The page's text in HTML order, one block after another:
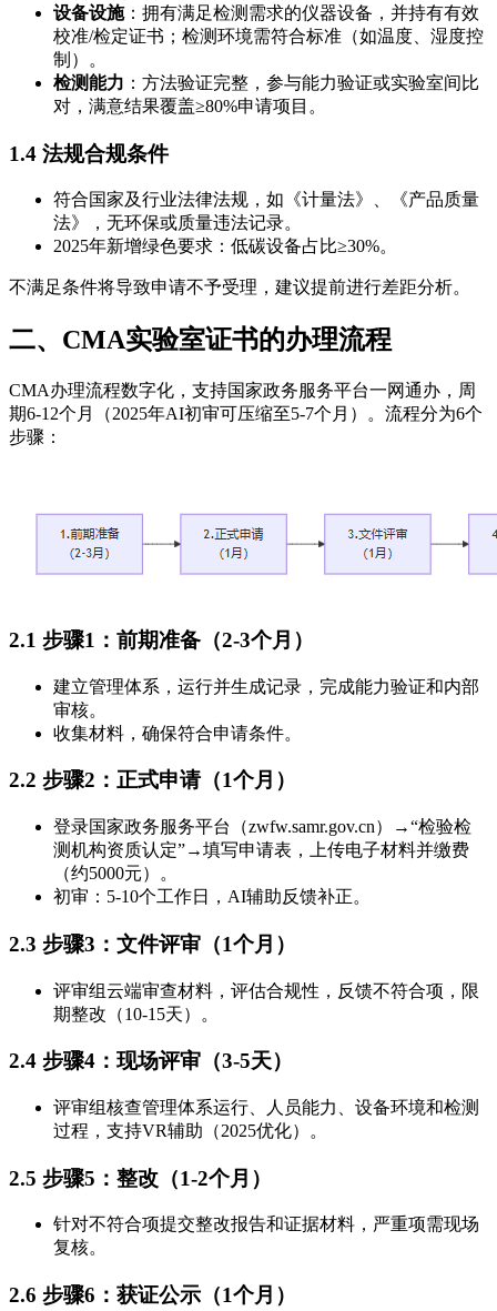
设备设施：拥有满足检测需求的仪器设备，并持有有效
校准/检定证书；检测环境需符合标准（如温度、湿度控
制）。
检测能力 ：方法验证完整，参与能力验证或实验室间比
对，满意结果覆盖≥80%申请项目。
1.4 法规合规条件
符合国家及行业法律法规，如《计量法》、《产品质量
法》，无环保或质量违法记录。
2025年新增绿色要求：低碳设备占比≥30%。
不满足条件将导致申请不予受理，建议提前进行差距分析。
二、CMA实验室证书的办理流程
CMA办理流程数字化，支持国家政务服务平台一网通办，周
期6-12个月（2025年AI初审可压缩至5-7个月）。流程分为6个
步骤：
2.1 步骤1：前期准备（2-3个月）
建立管理体系，运行并生成记录，完成能力验证和内部
审核。
收集材料，确保符合申请条件。
2.2 步骤2：正式申请（1个月）
登录国家政务服务平台（zwfw.samr.gov.cn）→“检验检
测机构资质认定”→填写申请表，上传电子材料并缴费
（约5000元）。
初审：5-10个工作日，AI辅助反馈补正。
2.3 步骤3：文件评审（1个月）
评审组云端审查材料，评估合规性，反馈不符合项，限
期整改（10-15天）。
2.4 步骤4：现场评审（3-5天）
评审组核查管理体系运行、人员能力、设备环境和检测
过程，支持VR辅助（2025优化）。
2.5 步骤5：整改（1-2个月）
针对不符合项提交整改报告和证据材料，严重项需现场
复核。
2.6 步骤6：获证公示（1个月）